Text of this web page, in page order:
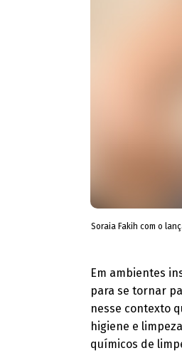
Soraia Fakih com o
Em ambientes
para se tornar
nesse contexto
higiene e
químicos de